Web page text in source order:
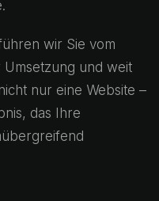
wir Sie vom
und weit
nur eine Website –
das Ihre